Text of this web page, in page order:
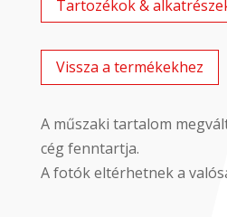
Tartozékok &
Vissza a termékekhez
A műszaki tartalom
cég fenntartja.
A fotók eltérhetnek a